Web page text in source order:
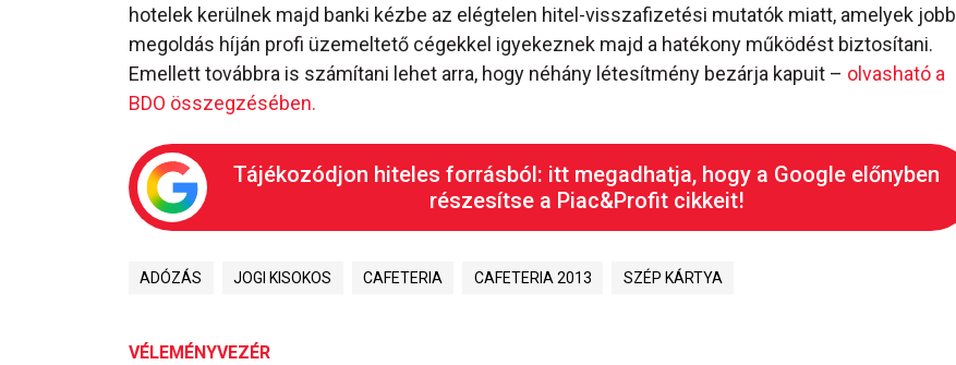
hotelek kerülnek majd banki kézbe az elégtelen hitel-visszafizetési mutatók miatt, amelyek jobb
megoldás híján profi üzemeltető cégekkel igyekeznek majd a hatékony működést biztosítani.
Emellett továbbra is számítani lehet arra, hogy néhány létesítmény bezárja kapuit – olvasható a
BDO összegzésében.
Tájékozódjon hiteles forrásból: itt megadhatja, hogy a Google előnyben
részesítse a Piac&Profit cikkeit!
ADÓZÁS JOGI KISOKOS CAFETERIA CAFETERIA 2013 SZÉP KÁRTYA
VÉLEMÉNYVEZÉR